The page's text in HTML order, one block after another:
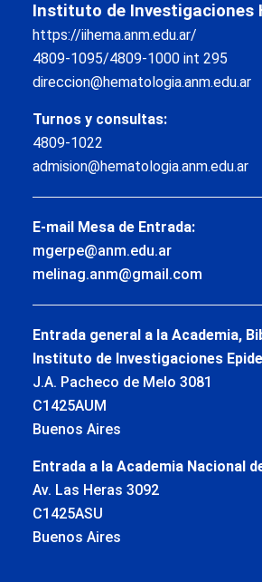
Instituto de Investigaciones
https://iihema.anm.edu.ar/
4809-1095/4809-1000 int 295
direccion@hematologia.anm.edu.ar
Turnos y consultas:
4809-1022
admision@hematologia.anm.edu.ar
E-mail Mesa de Entrada:
mgerpe@anm.edu.ar
melinag.anm@gmail.com
Entrada general a la Academia,
Instituto de Investigaciones
J.A. Pacheco de Melo 3081
C1425AUM
Buenos Aires
Entrada a la Academia Nacional
Av. Las Heras 3092
C1425ASU
Buenos Aires